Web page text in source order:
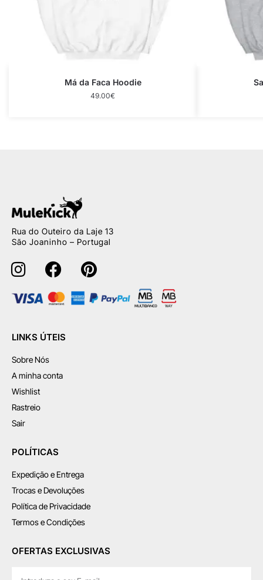
Má da Faca Hoodie
49.00€
Rua do Outeiro da Laje 13
São Joaninho – Portugal
LINKS ÚTEIS
Sobre Nós
A minha conta
Wishlist
Rastreio
Sair
POLÍTICAS
Expedição e Entrega
Trocas e Devoluções
Política de Privacidade
Termos e Condições
OFERTAS EXCLUSIVAS